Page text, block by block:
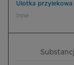
Ulotka przylekowa
Inne